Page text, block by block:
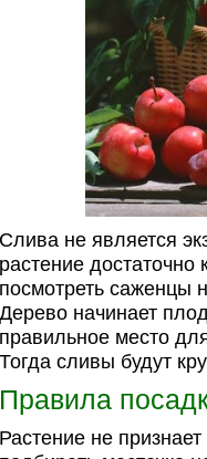
Слива не является
растение достаточно
посмотреть саженцы
Дерево начинает
правильное место
Тогда сливы будут
Правила
Растение не